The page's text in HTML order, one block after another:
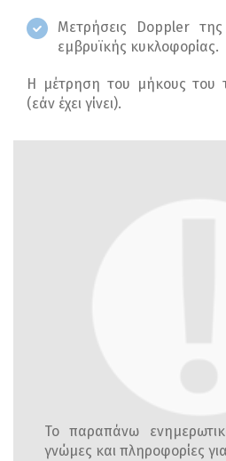
Μετρήσεις Doppler της
εμβρυϊκής κυκλοφορίας.
Η μέτρηση του μήκους του
(εάν έχει γίνει).
Το παραπάνω
γνώμες και πληροφορίες